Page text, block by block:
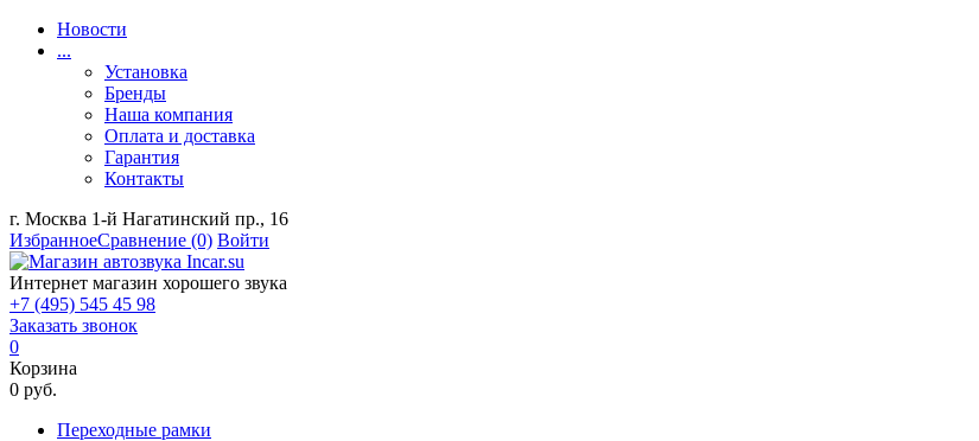
Новости
...
Установка
Бренды
Наша компания
Оплата и доставка
Гарантия
Контакты
г. Москва 1-й Нагатинский пр., 16
ИзбранноеСравнение (0) Войти
Интернет магазин хорошего звука
+7 (495) 545 45 98
Заказать звонок
0
Корзина
0 руб.
Переходные рамки